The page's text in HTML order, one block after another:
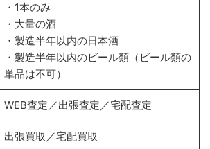
・1本のみ
・大量の酒
・製造半年以内の日本酒
・製造半年以内のビール類（ビール類の
単品は不可）
WEB査定／出張査定／宅配査定
出張買取／宅配買取